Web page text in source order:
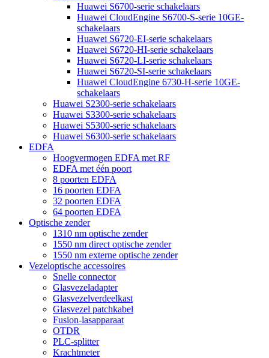
Huawei S6700-serie schakelaars
Huawei CloudEngine S6700-S-serie 10GE-
schakelaars
Huawei S6720-EI-serie schakelaars
Huawei S6720-HI-serie schakelaars
Huawei S6720-LI-serie schakelaars
Huawei S6720-SI-serie schakelaars
Huawei CloudEngine 6730-H-serie 10GE-
schakelaars
Huawei S2300-serie schakelaars
Huawei S3300-serie schakelaars
Huawei S5300-serie schakelaars
Huawei S6300-serie schakelaars
EDFA
Hoogvermogen EDFA met RF
EDFA met één poort
8 poorten EDFA
16 poorten EDFA
32 poorten EDFA
64 poorten EDFA
Optische zender
1310 nm optische zender
1550 nm direct optische zender
1550 nm externe optische zender
Vezeloptische accessoires
Snelle connector
Glasvezeladapter
Glasvezelverdeelkast
Glasvezel patchkabel
Fusion-lasapparaat
OTDR
PLC-splitter
Krachtmeter